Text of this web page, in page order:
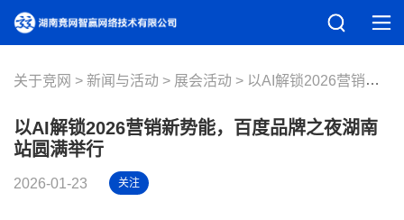
关于竞网 新闻与活动 展会活动 以AI解锁2026营销新势能，百度品牌之夜湖南站圆满举行
以AI解锁2026营销新势能，百度品牌之夜湖南
站圆满举行
2026-01-23 关注